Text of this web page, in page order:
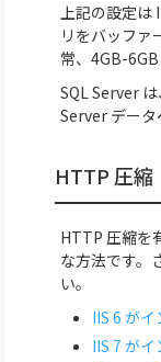
上記の設定は
リをバッファ
常、4GB-
SQL Server
Server データ
HTTP 圧縮
HTTP 圧縮を
な方法です。
い。
IIS 6 が
IIS 7 が